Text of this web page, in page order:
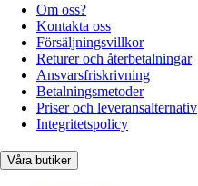
Om oss?
Kontakta oss
Försäljningsvillkor
Returer och återbetalningar
Ansvarsfriskrivning
Betalningsmetoder
Priser och leveransalternativ
Integritetspolicy
Våra butiker